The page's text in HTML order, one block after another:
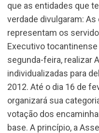
que as entidades que
verdade divulgaram:
representam os
Executivo
segunda-feira, realizar
individualizadas para
2012. Até o dia 16 de
organizará sua
votação dos
base. A princípio, a